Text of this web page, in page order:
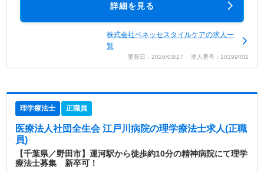
詳細を見る
株式会社ベネッセスタイルケアの求人一
覧
更新日：2026/03/27 求人番号：10199402
理学療法士 正職員
医療法人社団全生会 江戸川病院の理学療法士求人(正職
員)
【千葉県／野田市】運河駅から徒歩約10分の精神病院にて理学
療法士募集 新卒可！